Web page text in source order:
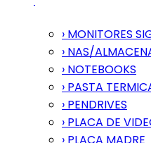
› MONITORES
› NAS/
› NOTEBOOKS
› PASTA
› PENDRIVES
› PLACA DE
› PLACA MADRE